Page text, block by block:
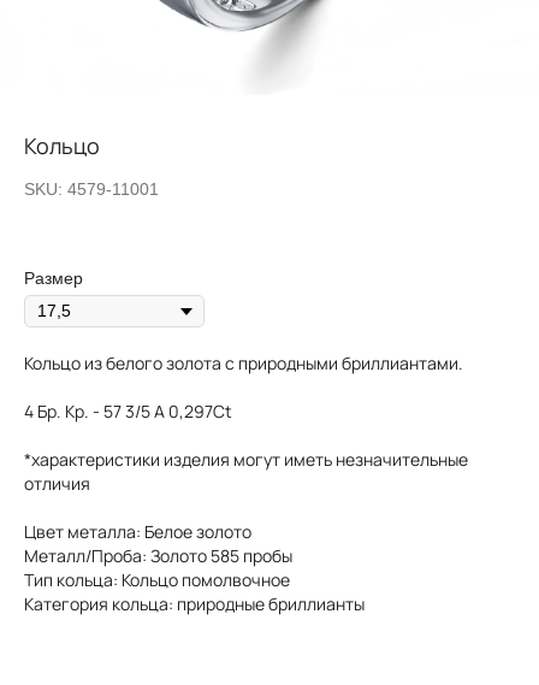
Кольцо
SKU: 4579-11001
Размер
Кольцо из белого золота с природными бриллиантами.
4 Бр. Кр. - 57 3/5 А 0,297Ct
*характеристики изделия могут иметь незначительные
отличия
Цвет металла: Белое золото
Металл/Проба: Золото 585 пробы
Тип кольца: Кольцо помолвочное
Категория кольца: природные бриллианты